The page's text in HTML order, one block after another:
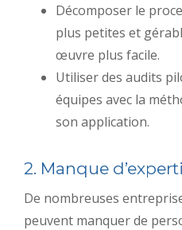
Décomposer le
plus petites et
œuvre plus facile.
Utiliser des audits
équipes avec la
son application.
2. Manque
De nombreuses
peuvent manquer de